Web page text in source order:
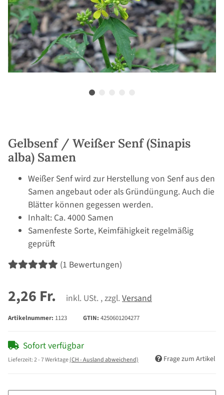
Gelbsenf / Weißer Senf (Sinapis
alba) Samen
Weißer Senf wird zur Herstellung von Senf aus den
Samen angebaut oder als Gründüngung. Auch die
Blätter können gegessen werden.
Inhalt: Ca. 4000 Samen
Samenfeste Sorte, Keimfähigkeit regelmäßig
geprüft
(1 Bewertungen)
2,26 Fr. inkl. USt. , zzgl. Versand
Artikelnummer: 1123 GTIN: 4250601204277
Sofort verfügbar
Lieferzeit:2 - 7 Werktage(CH - Ausland abweichend) Frage zum Artikel